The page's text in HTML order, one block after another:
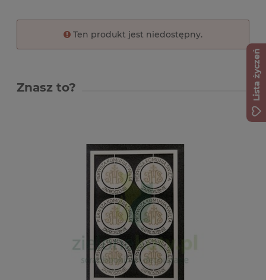
Ten produkt jest niedostępny.
Znasz to? Lista życzeń